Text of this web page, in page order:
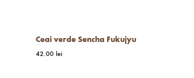
Ceai verde Sencha Fukujyu
42.00 lei